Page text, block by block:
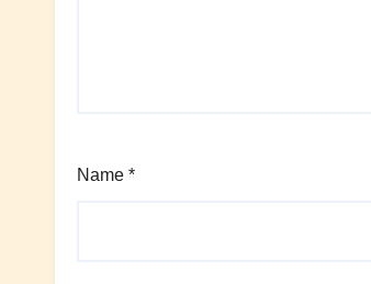
Name *